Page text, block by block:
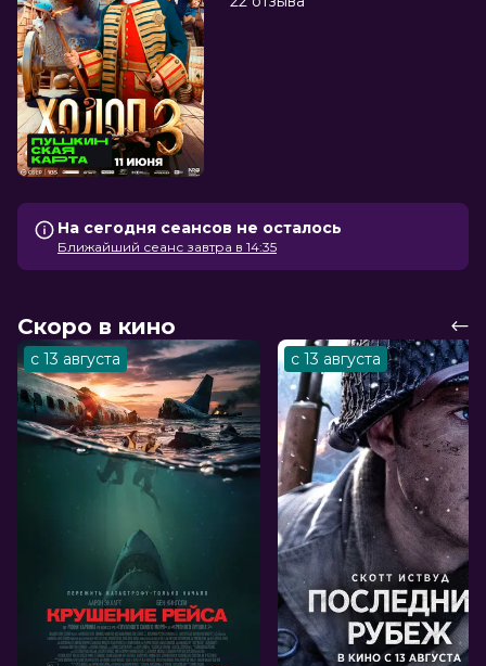
На сегодня сеансов не осталось
Ближайший сеанс завтра в 14:35
Скоро в кино
с 13 августа с 13 августа